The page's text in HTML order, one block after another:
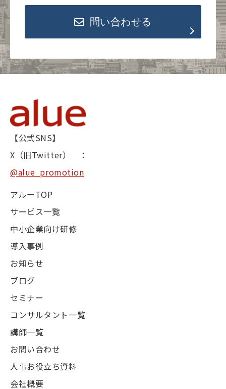
問い合わせる
【公式SNS】
X（旧Twitter） ：
@alue_promotion
アルーTOP
サービス一覧
中小企業向け研修
導入事例
お知らせ
ブログ
セミナー
コンサルタント一覧
講師一覧
お問い合わせ
人事お役立ち資料
会社概要